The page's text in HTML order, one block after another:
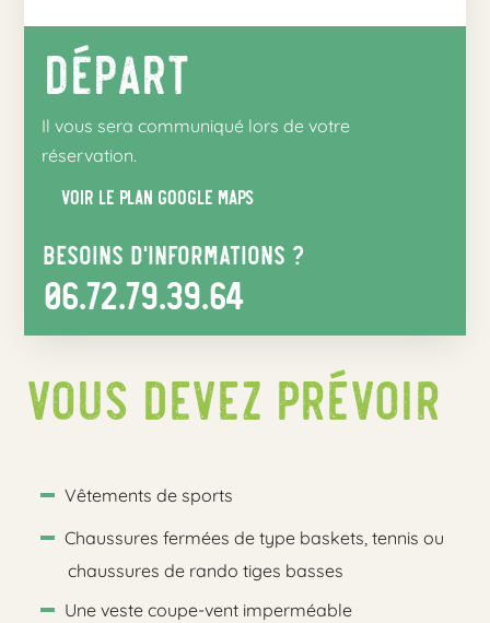
Départ
Il vous sera communiqué lors de votre
réservation.
Voir le plan google maps
Besoins d’informations ?
06.72.79.39.64
Vous devez prévoir
Vêtements de sports
Chaussures fermées de type baskets, tennis ou
chaussures de rando tiges basses
Une veste coupe-vent imperméable